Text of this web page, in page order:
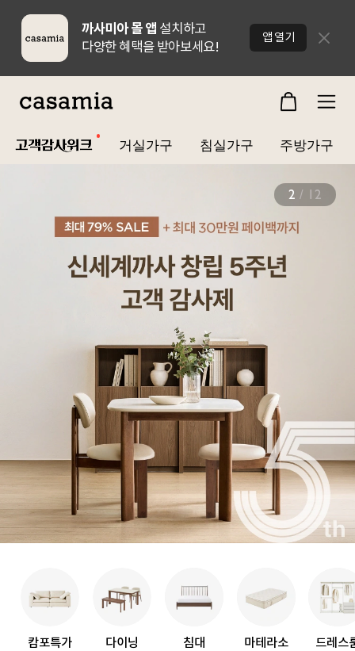
까사미아 몰 앱 설치하고
다양한 혜택을 받아보세요!
앱 열기
거실가구 침실가구 주방가구
3 / 12
캄포특가 다이닝 침대 마테라소 드레스